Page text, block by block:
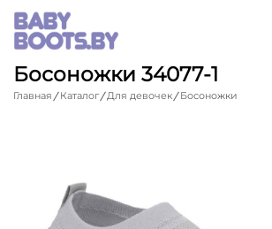
Босоножки 34077-1
Главная Каталог Для девочек Босоножки